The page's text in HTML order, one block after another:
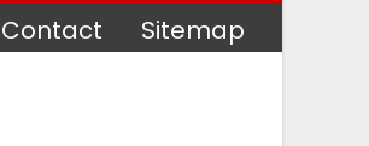
Contact Sitemap